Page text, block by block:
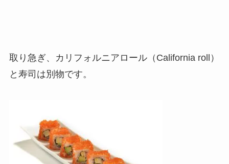
取り急ぎ、カリフォルニアロール（California roll）
と寿司は別物です。